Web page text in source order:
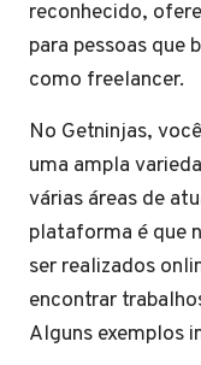
reconhecido,
para pessoas que
como freelancer.
No Getninjas,
uma ampla
várias áreas de
plataforma é que
ser realizados
encontrar
Alguns exemplos